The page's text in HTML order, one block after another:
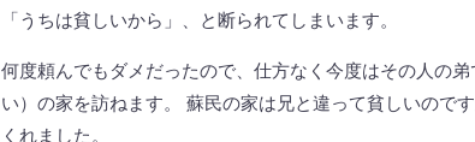
「うちは貧しいから」、と断られてしまいます。
何度頼んでもダメだったので、仕方なく今度はその人の
い）の家を訪ねます。 蘇民の家は兄と違って貧しいので
くれました。